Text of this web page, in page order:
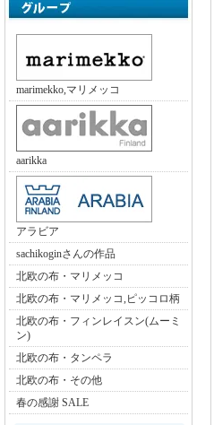
marimekko,マリメッコ
aarikka
アラビア
sachikoginさんの作品
北欧の布・マリメッコ
北欧の布・マリメッコ,ピッコロ柄
北欧の布・フィンレイスン(ムーミ
ン)
北欧の布・タンペラ
北欧の布・その他
春の感謝 SALE